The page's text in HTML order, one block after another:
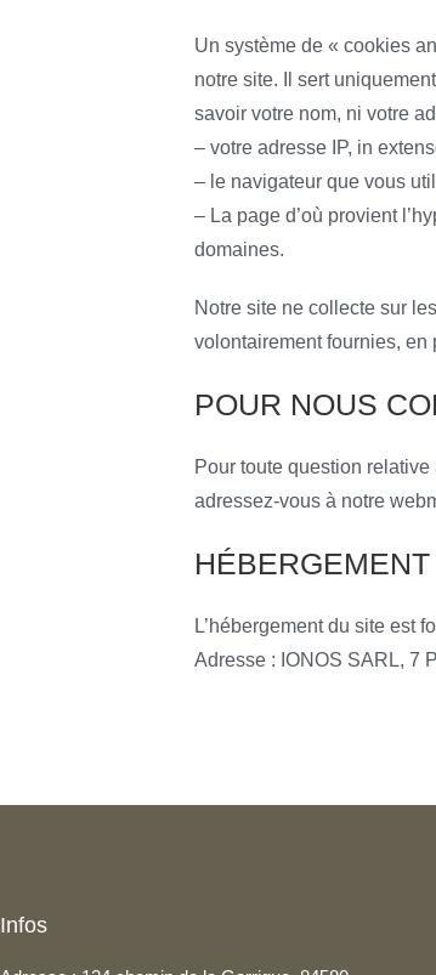
Un système de « cookies
notre site. Il sert
savoir votre nom, ni votre
– votre adresse IP, in
– le navigateur que vous
– La page d’où provient
domaines.
Notre site ne collecte sur
volontairement fournies, en
POUR NOUS
Pour toute question
adressez-vous à notre
L’hébergement du site est
Adresse : IONOS SARL, 7
Infos